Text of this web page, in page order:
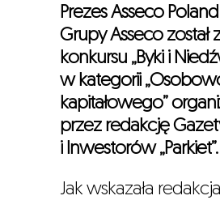
Prezes Asseco
Grupy Asseco został
konkursu „Byki i
w kategorii
kapitałowego”
przez redakcję
i Inwestorów „Parkiet”.
Jak wskazała